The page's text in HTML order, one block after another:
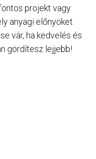
projekt vagy
anyagi előnyöket
vár, ha kedvelés és
gördítesz lejjebb!